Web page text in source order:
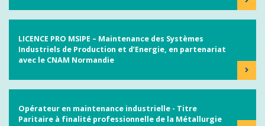
LICENCE PRO MSIPE – Maintenance des Systèmes
Industriels de Production et d’Energie, en partenariat
avec le CNAM Normandie
Opérateur en maintenance industrielle - Titre
Paritaire à finalité professionnelle de la Métallurgie